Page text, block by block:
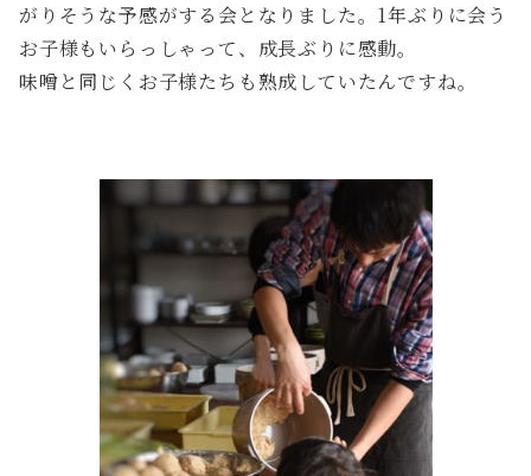
がりそうな予感がする会となりました。1年ぶりに会う
お子様もいらっしゃって、成長ぶりに感動。
味噌と同じくお子様たちも熟成していたんですね。